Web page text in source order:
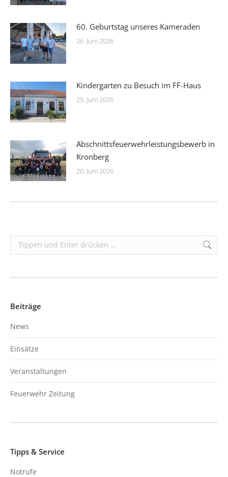
60. Geburtstag unseres Kameraden
26. Juni 2026
Kindergarten zu Besuch im FF-Haus
25. Juni 2026
Abschnittsfeuerwehrleistungsbewerb in
Kronberg
20. Juni 2026
Search:
Beiträge
News
Einsätze
Veranstaltungen
Feuerwehr Zeitung
Tipps & Service
Notrufe